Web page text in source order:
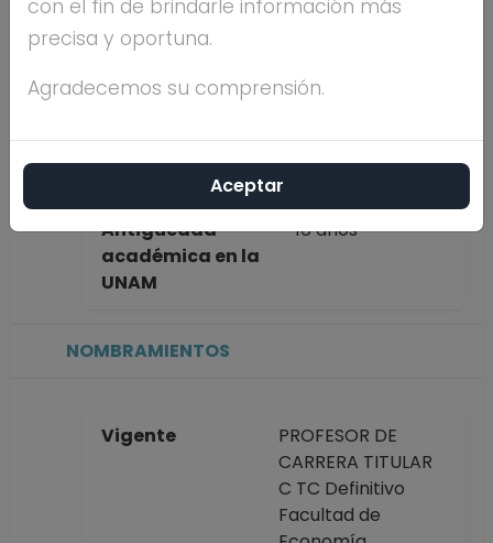
Máximo nivel de
POSDOCTORADO
Antigüedad
académica en la
UNAM
16 años
NOMBRAMIENTOS
Vigente
PROFESOR DE
CARRERA TITULAR
C TC Definitivo
Facultad de
con el fin de brindarle información más
precisa y oportuna.
Agradecemos su comprensión.
Aceptar